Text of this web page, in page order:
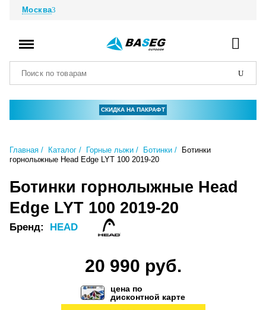
Москва
СКИДКА НА ПАКРАФТ
Главная Каталог Горные лыжи Ботинки
Ботинки
горнолыжные Head Edge LYT 100 2019-20
Ботинки горнолыжные Head
Edge LYT 100 2019-20
Бренд: HEAD
20 990 руб.
цена по
дисконтной карте